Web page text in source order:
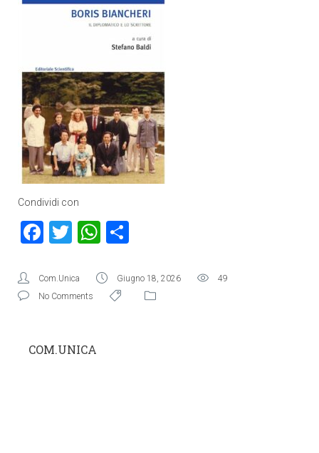
Condividi con
Facebook
TwitterWhatsApp
Com.Unica Giugno 18, 2026
49
No Comments
COM.UNICA